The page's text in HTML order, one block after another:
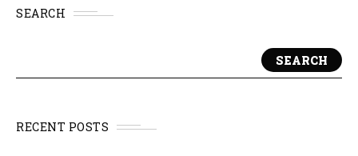
SEARCH
SEARCH
RECENT POSTS